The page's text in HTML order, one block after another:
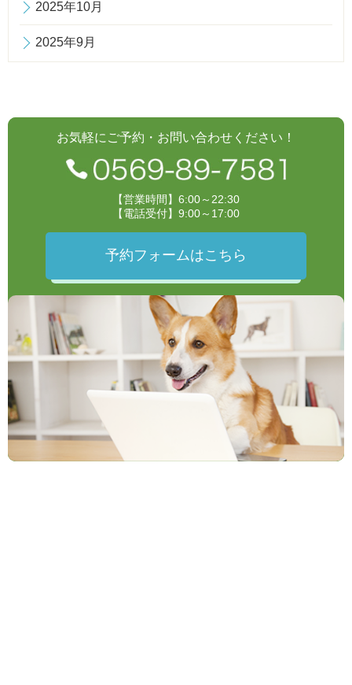
2025年10月
2025年9月
お気軽にご予約・お問い合わせください！
【営業時間】6:00～22:30
【電話受付】9:00～17:00
予約フォームはこちら